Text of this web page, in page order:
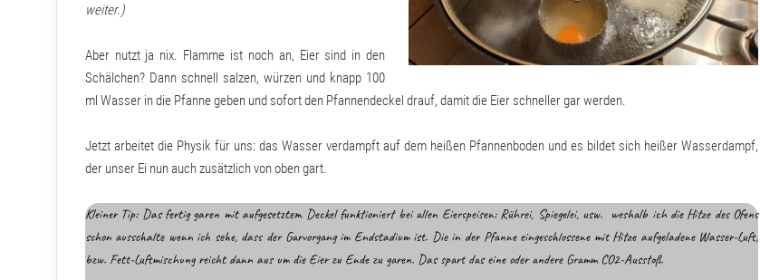
weiter.)
Aber nutzt ja nix. Flamme ist noch an, Eier sind in den
Schälchen? Dann schnell salzen, würzen und knapp 100
ml Wasser in die Pfanne geben und sofort den Pfannendeckel drauf, damit die Eier schneller gar werden.
Jetzt arbeitet die Physik für uns: das Wasser verdampft auf dem heißen Pfannenboden und es bildet sich heißer Wasserdampf,
der unser Ei nun auch zusätzlich von oben gart.
Kleiner Tip: Das fertig garen mit aufgesetztem Deckel funktioniert bei allen Eierspeisen: Rührei, Spiegelei, usw. weshalb ich die Hitze des Ofens
schon ausschalte wenn ich sehe, dass der Garvorgang im Endstadium ist. Die in der Pfanne eingeschlossene mit Hitze aufgeladene Wasser-Luft,
bzw. Fett-Luftmischung reicht dann aus um die Eier zu Ende zu garen. Das spart das eine oder andere Gramm CO2-Ausstoß.